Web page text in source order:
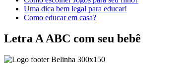
Uma dica bem legal para educar!
Como educar em casa?
Letra A ABC com seu bebê